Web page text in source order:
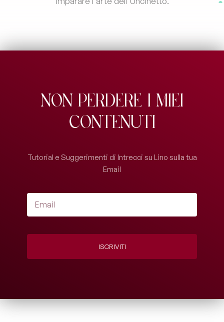
Non perdere i miei
contenuti
Tutorial e Suggerimenti di Intrecci su Lino sulla tua
Email
ISCRIVITI